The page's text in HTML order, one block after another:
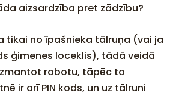
aizsardzība pret zādzību?
tikai no īpašnieka tālruņa (vai ja
ģimenes loceklis), tādā veidā
robotu, tāpēc to
ir arī PIN kods, un uz tālruni